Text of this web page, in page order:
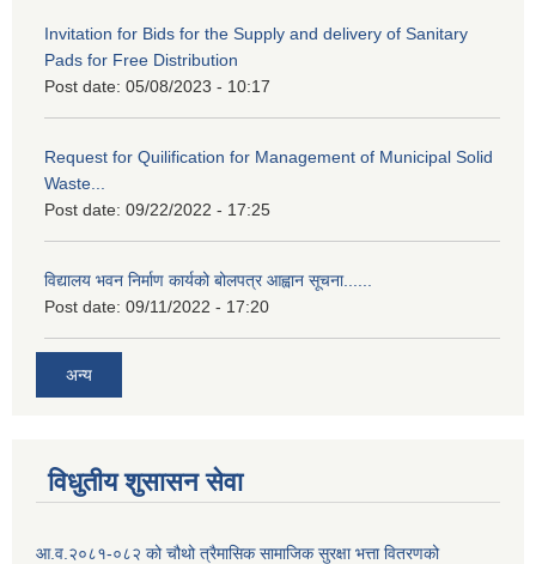
Invitation for Bids for the Supply and delivery of Sanitary
Pads for Free Distribution
Post date: 05/08/2023 - 10:17
Request for Quilification for Management of Municipal Solid
Waste...
Post date: 09/22/2022 - 17:25
विद्यालय भवन निर्माण कार्यको बोलपत्र आह्वान सूचना......
Post date: 09/11/2022 - 17:20
अन्य
विधुतीय शुसासन सेवा
आ.व.२०८१-०८२ को चौथो त्रैमासिक सामाजिक सुरक्षा भत्ता वितरणको